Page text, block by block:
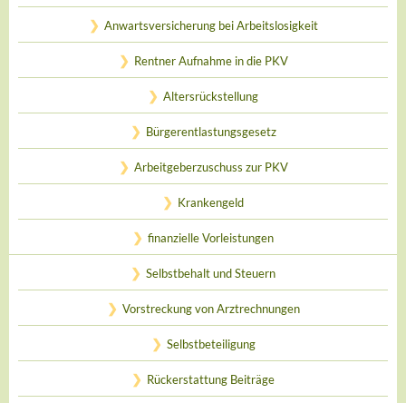
Anwartsversicherung bei Arbeitslosigkeit
Rentner Aufnahme in die PKV
Altersrückstellung
Bürgerentlastungsgesetz
Arbeitgeberzuschuss zur PKV
Krankengeld
finanzielle Vorleistungen
Selbstbehalt und Steuern
Vorstreckung von Arztrechnungen
Selbstbeteiligung
Rückerstattung Beiträge